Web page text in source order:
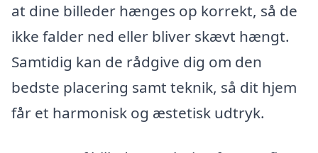
at dine billeder hænges op korrekt, så de
ikke falder ned eller bliver skævt hængt.
Samtidig kan de rådgive dig om den
bedste placering samt teknik, så dit hjem
får et harmonisk og æstetisk udtryk.